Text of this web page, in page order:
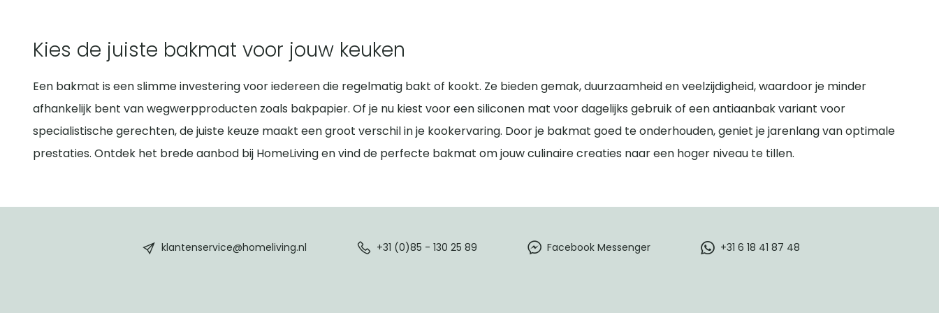
Kies de juiste bakmat voor jouw keuken
Een bakmat is een slimme investering voor iedereen die regelmatig bakt of kookt. Ze bieden gemak, duurzaamheid en veelzijdigheid, waardoor je minder
afhankelijk bent van wegwerpproducten zoals bakpapier. Of je nu kiest voor een siliconen mat voor dagelijks gebruik of een antiaanbak variant voor
specialistische gerechten, de juiste keuze maakt een groot verschil in je kookervaring. Door je bakmat goed te onderhouden, geniet je jarenlang van optimale
prestaties. Ontdek het brede aanbod bij HomeLiving en vind de perfecte bakmat om jouw culinaire creaties naar een hoger niveau te tillen.
klantenservice@homeliving.nl +31 (0)85 - 130 25 89 Facebook Messenger +31 6 18 41 87 48